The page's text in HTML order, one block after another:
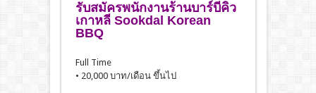
รับสมัครพนักงานร้านบาร์บีคิว
เกาหลี Sookdal Korean
BBQ
Full Time
• 20,000 บาท/เดือน ขึ้นไป